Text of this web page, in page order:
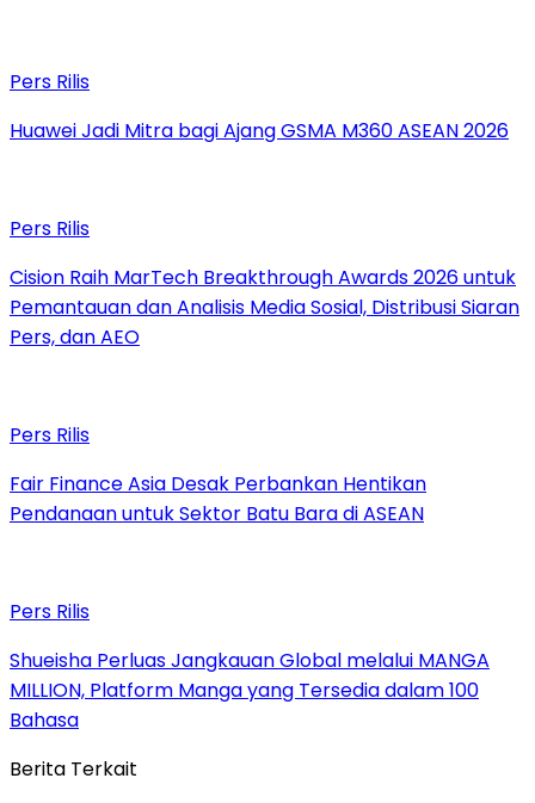
Pers Rilis
Huawei Jadi Mitra bagi Ajang GSMA M360 ASEAN 2026
Pers Rilis
Cision Raih MarTech Breakthrough Awards 2026 untuk
Pemantauan dan Analisis Media Sosial, Distribusi Siaran
Pers, dan AEO
Pers Rilis
Fair Finance Asia Desak Perbankan Hentikan
Pendanaan untuk Sektor Batu Bara di ASEAN
Pers Rilis
Shueisha Perluas Jangkauan Global melalui MANGA
MILLION, Platform Manga yang Tersedia dalam 100
Bahasa
Berita Terkait